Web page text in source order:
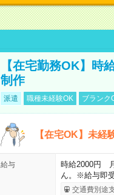
【在宅勤務OK】時
制作
派遣 職種未経験OK ブランク
【在宅OK】未経
給与
時給2000円
ん。※給与即
交通費別途